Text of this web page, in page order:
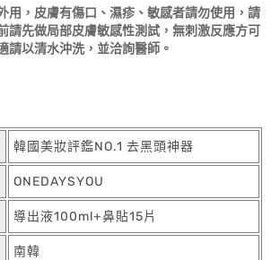
用，皮膚有傷口、濕疹、敏感者請勿使用，請
請先做局部皮膚敏感性測試，無刺激反應方可
請以清水沖洗，並洽詢醫師。
韓國美妝評鑑NO.1 去黑頭神器
ONEDAYSYOU
導出液100ml+鼻貼15片
南韓